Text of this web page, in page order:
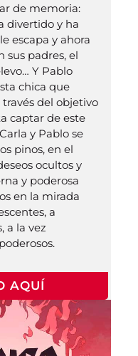
de memoria:
divertido y ha
escapa y ahora
sus padres, el
Y Pablo
chica que
del objetivo
captar de este
y Pablo se
pinos, en el
ocultos y
y poderosa
en la mirada
a
a la vez
AQUÍ